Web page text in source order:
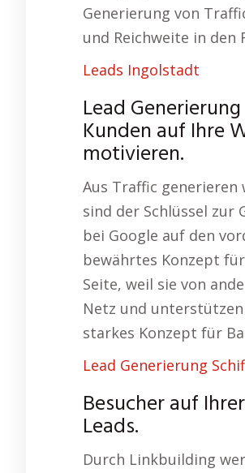
Generierung von
und Reichweite in den
Leads Ingolstadt
Lead
Kunden auf Ihre
motivieren.
Aus Traffic generieren
sind der Schlüssel zur
bei Google auf den
bewährtes Konzept
Seite, weil sie von
Netz und
starkes Konzept für
Lead Generierung
Besucher auf
Leads.
Durch Linkbuilding